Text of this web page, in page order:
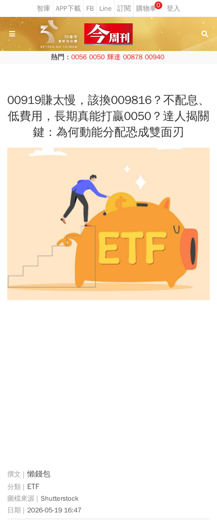
0
熱門： 0056 0050 輝達 00878 00940
00919賺太慢，該換009816？不配息、
低費用，長期真能打贏0050？達人揭關
鍵：為何動能分配恐成雙面刃
懶錢包
ETF
Shutterstock
2026-05-19 16:47